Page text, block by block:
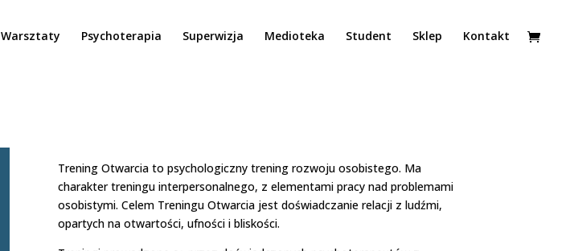
Warsztaty Psychoterapia Superwizja Medioteka Student Sklep Kontakt
Trening Otwarcia to psychologiczny trening rozwoju osobistego. Ma
charakter treningu interpersonalnego, z elementami pracy nad problemami
osobistymi. Celem Treningu Otwarcia jest doświadczanie relacji z ludźmi,
opartych na otwartości, ufności i bliskości.